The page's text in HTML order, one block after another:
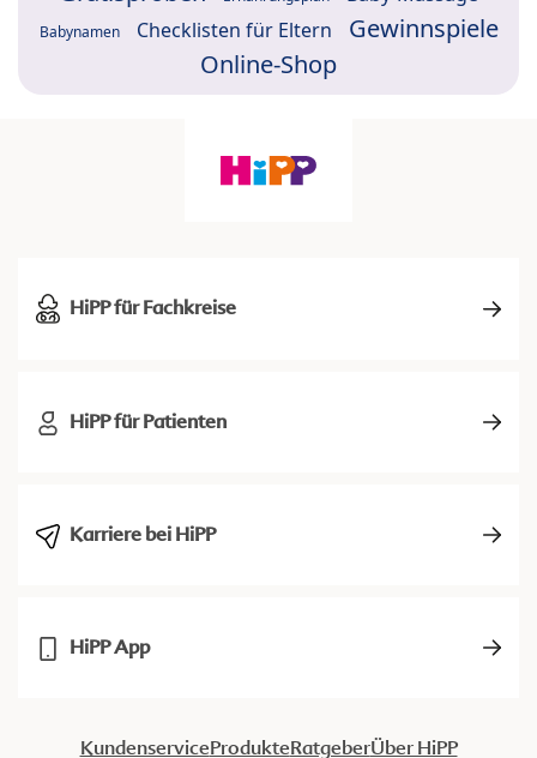
Babynamen Checklisten für Eltern
Gewinnspiele
Online-Shop
HiPP für Fachkreise
HiPP für Patienten
Karriere bei HiPP
HiPP App
KundenserviceProdukteRatgeberÜber HiPP